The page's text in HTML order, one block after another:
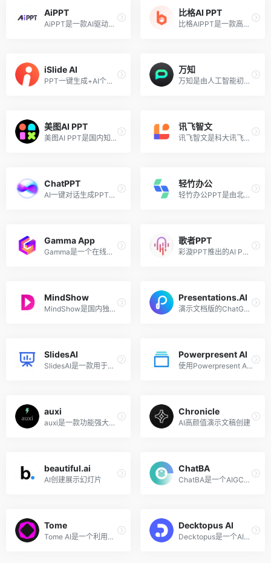
AiPPT
AiPPT是一款AI驱动的PPT在线生成工具，无需复杂操作，只需要输入主题，AI 即可一键生成高质量PPT。支持在线自定义编辑和文档导入生成，配置超10w+定制级PPT模板及素材，助力快速产出专业级PPT。
比格AI PPT
比格AIPPT是一款高效的AI PPT生成办公工具，利用先进的人工智能语言模型技术，为用户提供了一个快速便捷的PPT制作体验。用户只需简单地输入想要探讨的主题，该智能软件便能迅速地创建出一套专业的演示文稿。此外，比格AIPPT还内置了一系列精心设计的PPT模板，用户可以轻松地通过一键操作来更换这些模板，以适应不同的演示场合和风格。会员可解锁更多高级功能，支持免费体验。
iSlide AI
PPT一键生成+AI个性化编辑
万知
万知是由人工智能初创公司零一万物推出的集AI对话聊天、文档阅读和PPT创作于一体的一站式AI工作平台，能够帮助用户提高工作效率，简化工作流程，并在多种工作场景中发挥重要作用。
美图AI PPT
美图AI PPT是国内知名P图软件「美图秀秀」旗下的「美图设计室」推出的免费在线AI生成PPT设计工具，用户只需输入一句话，便可以轻松打造精美PPT。
讯飞智文
讯飞智文是科大讯飞推出的基于星火认知大模型的人工智能PPT生成工具，只需输入一句话或者添加要演示的文稿即可一键生成PPT。无论是职场的年终工作总结PPT、新品上市PPT、试用期答辩PPT、职级评审PPT，还是学校的作业或论文答辩PPT、各科目的教学课件PPT，讯飞智文都可以生成内容精炼且设计精美的PPT。
ChatPPT
AI一键对话生成PPT，智能排版美化
轻竹办公
轻竹办公PPT是由北京智未创想科技推出的一款结合人工智能技术专为PPT制作而设计的办公工具，旨在简化和加速PPT的创建过程。用户只需输入标题，AI便会在几十秒内生成所有PPT文案，并自动套用模板在线预览效果，最后秒速一键下载为pptx文件。
Gamma App
Gamma是一个在线网页版创建演示文稿的工具，用户可以最少的格式化和设计工作来创建和展示内容。在人工智能的支持下，Gamma允许用户仅通过输入文本和想法提示，点击按钮便可以生成设计美观和具有吸引力的幻灯片。
歌者PPT
彩漩PPT推出的AI PPT生成工具
MindShow
MindShow是国内独立开发者开发的输入内容自动生成演示工具，帮你省去排版的烦恼，让想法快速展示。
Presentations.AI
演示文档版的ChatGPT
SlidesAI
SlidesAI是一款用于创建专业且引人入胜的演示文稿的省时工具，可以自动化幻灯片的创建过程。只需点击几下，该AI PPT工具便可以将任何文本转换为视觉上吸引人的幻灯片，让你能够专注于真正重要的事情。
Powerpresent AI
使用Powerpresent AI，快速创建具有视觉吸引力的演示文稿。不需要设计或人工智能专业知识，用户只需输入主题或文本，其余的交由人工智能技术来完成。支持导出到Google Slides或下载为PPTX文件，以方便编辑。
auxi
auxi是一款功能强大的微软PowerPoint的AI插件，该工具允许你输入文字来修改和编辑PPT。比如你可以输入指令，来增加间距、保存PPT、对齐、添加文本框等等。只需按下Ctrl+空格键，你便可以在输入框输入相应的指令来操作和编辑PPT。
Chronicle
AI高颜值演示文稿创建
beautiful.ai
AI创建展示幻灯片
ChatBA
ChatBA是一个AIGC工具，帮助你从文本输入智能生成PowerPoint幻灯片。
Tome
Tome AI是一个利用人工智能的来生成引人注目的演示幻灯片的网站，通过借助OpenAI的GPT和DALL-E 2的能力，该AI PPT生成工具将文本和图像无缝结合，创造出动态的视觉故事。
Decktopus AI
Decktopus是一个AI驱动的的在线演示文稿生成器，该AI生成PPT工具易于使用、操作直观，提供自动幻灯片布局和交互式表格等功能，只需要几分钟，用户便可以创建出效果令人惊叹的演示文稿。